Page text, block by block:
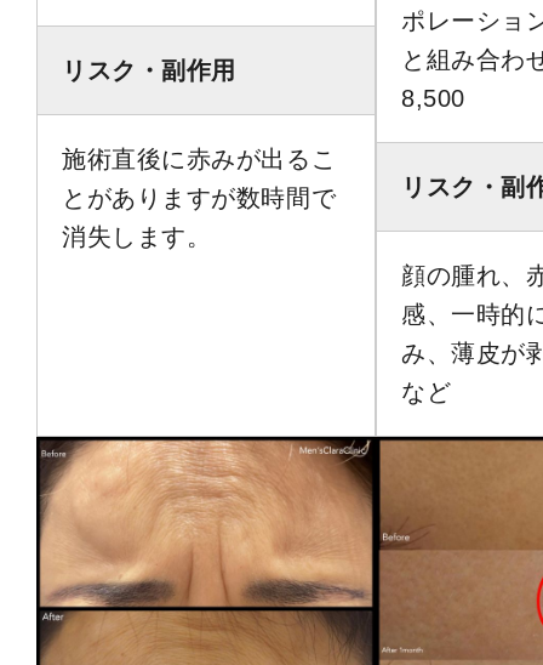
リスク・副作用
施術直後に赤みが出るこ
とがありますが数時間で
消失します。
ポレーショ
と組み合わ
8,500
リスク・副
顔の腫れ、
感、一時的
み、薄皮が
など